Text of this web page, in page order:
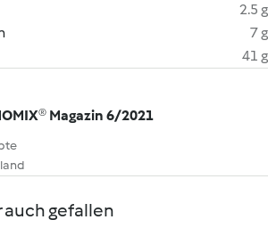
2.5 g
7 g
41 g
Magazin 6/2021
auch gefallen